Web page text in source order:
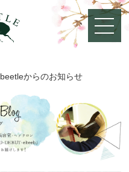
beetleからのお知らせ